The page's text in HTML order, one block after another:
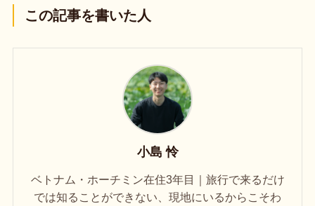
この記事を書いた人
小島 怜
ベトナム・ホーチミン在住3年目｜旅行で来るだけ
では知ることができない、現地にいるからこそわ